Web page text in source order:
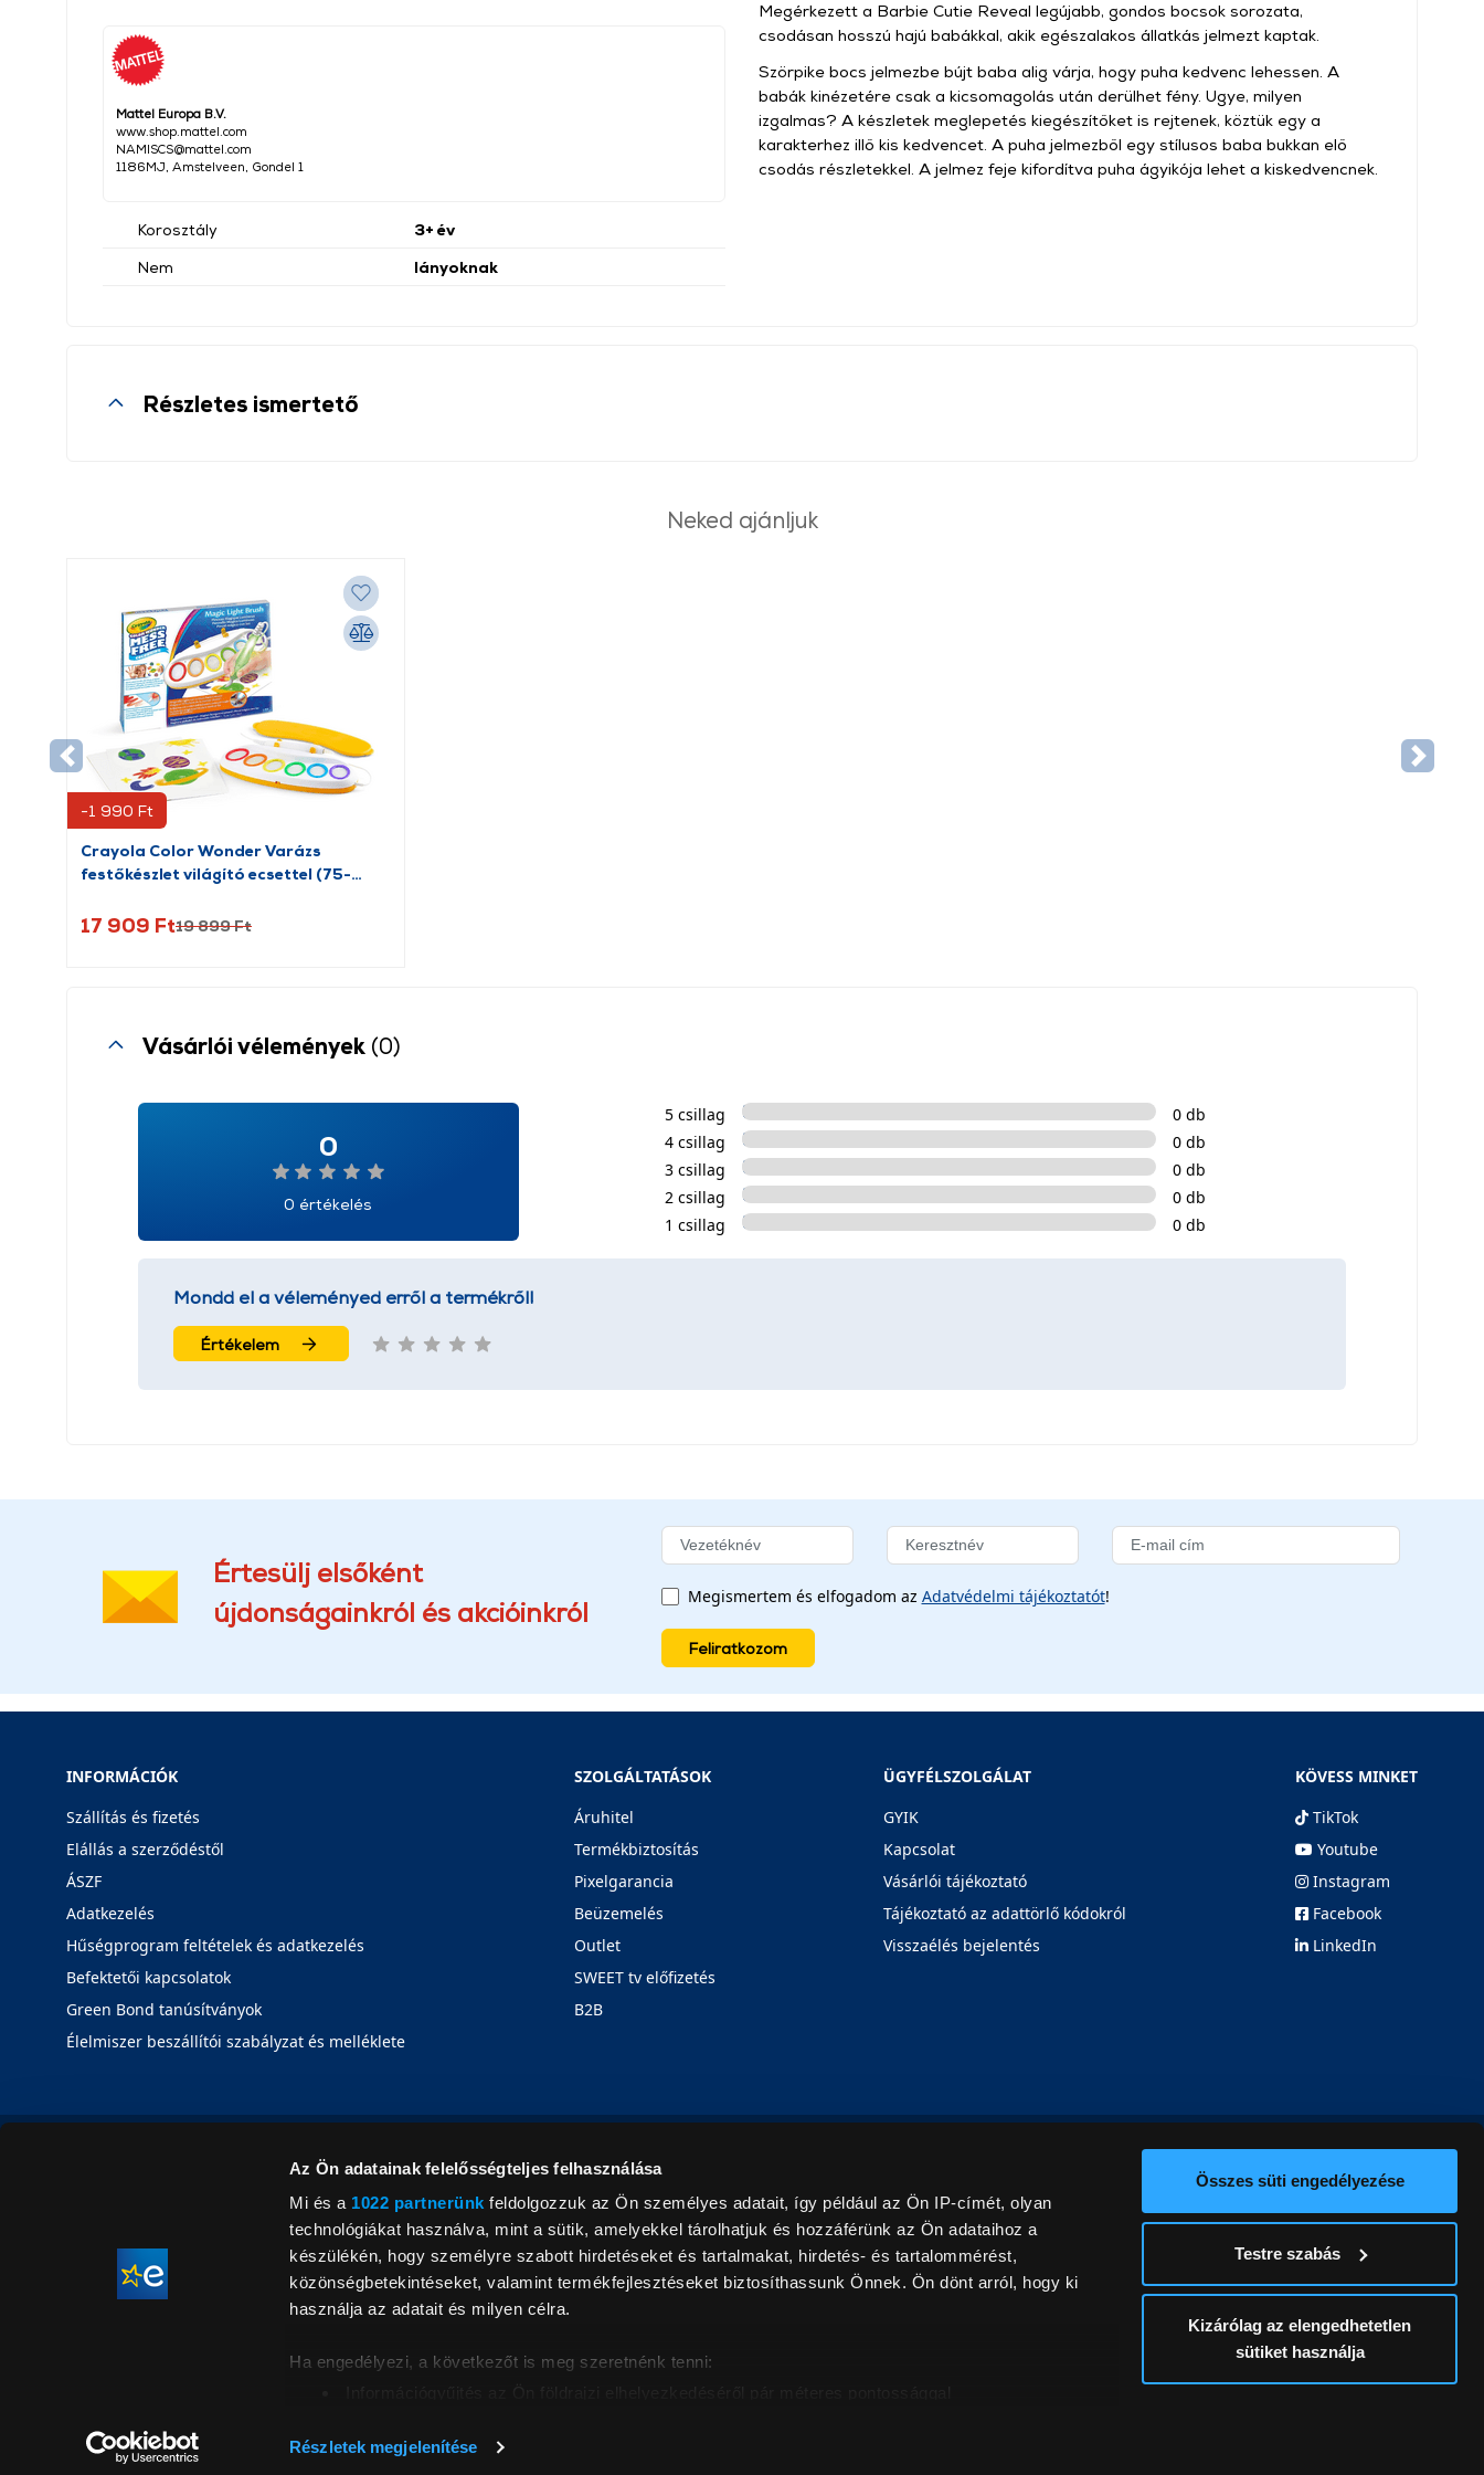
Az Ön adatainak felelősségteljes felhasználása
Mi és a 1022 partnerünk feldolgozzuk az Ön személyes adatait, így például az Ön IP-címét, olyan
technológiákat használva, mint a sütik, amelyekkel tárolhatjuk és hozzáférünk az Ön adataihoz a
készülékén, hogy személyre szabott hirdetéseket és tartalmakat, hirdetés- és tartalommérést,
közönségbetekintéseket, valamint termékfejlesztéseket biztosíthassunk Önnek. Ön dönt arról, hogy ki
használja az adatait és milyen célra.
Ha engedélyezi, a következőt is meg szeretnénk tenni:
ellenőrzésével
Részletek megjelenítése
Összes süti engedélyezése
Testre szabás
Kizárólag az elengedhetetlen
sütiket használja
Mattel Europa B.V.
www.shop.mattel.com
NAMISCS@mattel.com
1186MJ, Amstelveen, Gondel 1
Korosztály
3+ év
Nem
lányoknak
Megérkezett a Barbie Cutie Reveal legújabb, gondos bocsok sorozata,
csodásan hosszú hajú babákkal, akik egészalakos állatkás jelmezt kaptak.
Szörpike bocs jelmezbe bújt baba alig várja, hogy puha kedvenc lehessen. A
babák kinézetére csak a kicsomagolás után derülhet fény. Ugye, milyen
izgalmas? A készletek meglepetés kiegészítőket is rejtenek, köztük egy a
karakterhez illő kis kedvencet. A puha jelmezből egy stílusos baba bukkan elő
csodás részletekkel. A jelmez feje kifordítva puha ágyikója lehet a kiskedvencnek.
Részletes ismertető
Neked ajánljuk
-1 990 Ft
Crayola Color Wonder Varázs
festőkészlet világító ecsettel (75-
17 909 Ft19 899 Ft
Vásárlói vélemények (0)
0
0 értékelés
5 csillag
0 db
4 csillag
0 db
3 csillag
0 db
2 csillag
0 db
1 csillag
0 db
Mondd el a véleményed erről a termékről!
Értékelem
Értesülj elsőként
újdonságainkról és akcióinkról
Megismertem és elfogadom az Adatvédelmi tájékoztatót!
Feliratkozom
INFORMÁCIÓK
Szállítás és fizetés
Elállás a szerződéstől
ÁSZF
Adatkezelés
Hűségprogram feltételek és adatkezelés
Befektetői kapcsolatok
Green Bond tanúsítványok
Élelmiszer beszállítói szabályzat és melléklete
SZOLGÁLTATÁSOK
Áruhitel
Termékbiztosítás
Pixelgarancia
Beüzemelés
Outlet
SWEET tv előfizetés
B2B
ÜGYFÉLSZOLGÁLAT
GYIK
Kapcsolat
Vásárlói tájékoztató
Tájékoztató az adattörlő kódokról
Visszaélés bejelentés
KÖVESS MINKET
TikTok
Youtube
Instagram
Facebook
LinkedIn
© 2026. Minden jog fenntartva! Euronics Műszaki Áruházlánc
feltüntetett árak, képek leírások tájékoztató jellegűek, és nem minősülnek ajánlattételnek, az esetleges pontatlanságért